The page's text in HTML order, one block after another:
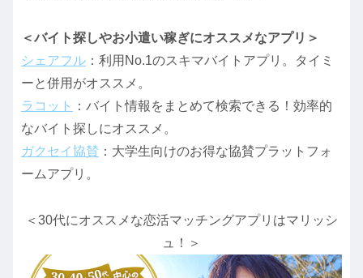
＜バイト探しやお小遣い稼ぎにオススメなアプリ＞
シェアフル ：利用No.1のスキマバイトアプリ。タイミ
ーと併用がオススメ。
ラコット
：バイト情報をまとめて検索できる！効率的
なバイト探しにオススメ。
ガクセイ協賛 ：大学生向けのお得な協賛プラットフォ
ームアプリ。
＜30代にオススメな恋活マッチングアプリはマリッシ
ュ！＞